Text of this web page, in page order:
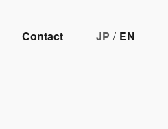
Contact JP / EN